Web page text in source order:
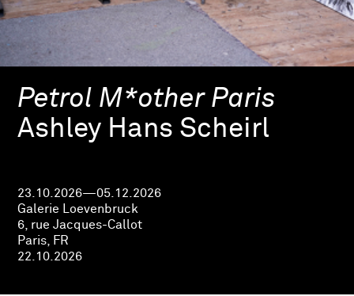
Petrol M*other Paris
Ashley Hans Scheirl
23.10.2026—05.12.2026
Galerie Loevenbruck
6, rue Jacques-Callot
Paris, FR
22.10.2026